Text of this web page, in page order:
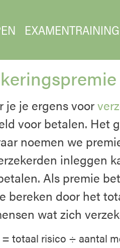
EXAMENTRAINING
je je ergens voor
voor betalen. Het
noemen we
inleggen
Als premie
bereken door het
wat zich
totaal risico ÷ aantal